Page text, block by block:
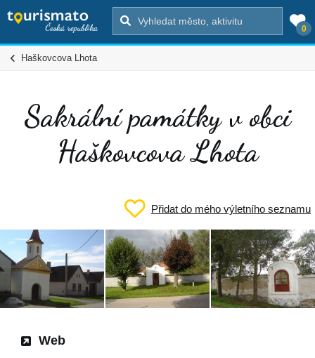
0
Haškovcova Lhota
Sakrální památky v obci
Haškovcova Lhota
Přidat do mého výletního seznamu
Web